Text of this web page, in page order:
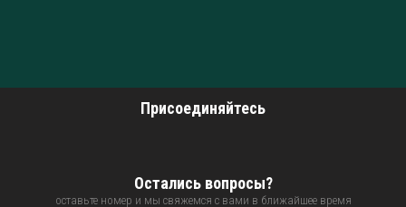
Присоединяйтесь
Остались вопросы?
оставьте номер и мы свяжемся с вами в ближайшее время